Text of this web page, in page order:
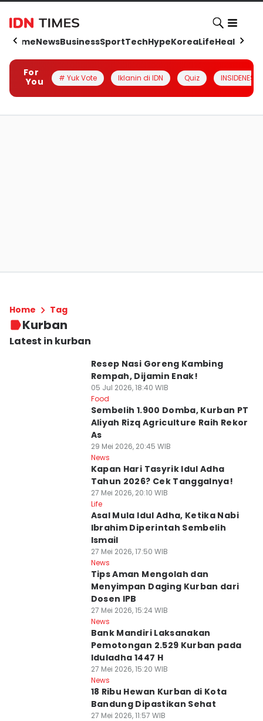
HomeNewsBusinessSportTechHypeKoreaLifeHealth
For
You
# Yuk Vote Iklanin di IDN Quiz INSIDENESIA
Home Tag
Kurban
Latest in kurban
Resep Nasi Goreng Kambing
Rempah, Dijamin Enak!
05 Jul 2026, 18:40 WIB
Food
Sembelih 1.900 Domba, Kurban PT
Aliyah Rizq Agriculture Raih Rekor
As
29 Mei 2026, 20:45 WIB
News
Kapan Hari Tasyrik Idul Adha
Tahun 2026? Cek Tanggalnya!
27 Mei 2026, 20:10 WIB
Life
Asal Mula Idul Adha, Ketika Nabi
Ibrahim Diperintah Sembelih
Ismail
27 Mei 2026, 17:50 WIB
News
Tips Aman Mengolah dan
Menyimpan Daging Kurban dari
Dosen IPB
27 Mei 2026, 15:24 WIB
News
Bank Mandiri Laksanakan
Pemotongan 2.529 Kurban pada
Iduladha 1447 H
27 Mei 2026, 15:20 WIB
News
18 Ribu Hewan Kurban di Kota
Bandung Dipastikan Sehat
27 Mei 2026, 11:57 WIB